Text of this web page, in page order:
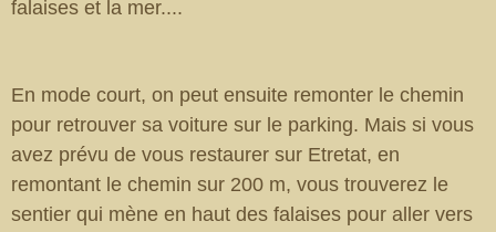
falaises et la mer....
En mode court, on peut ensuite remonter le chemin
pour retrouver sa voiture sur le parking. Mais si vous
avez prévu de vous restaurer sur Etretat, en
remontant le chemin sur 200 m, vous trouverez le
sentier qui mène en haut des falaises pour aller vers